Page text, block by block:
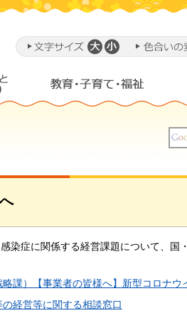
染症に関係する経営課題について、
略課）【事業者の皆様へ】新型コロナ
経営等に関する相談窓口